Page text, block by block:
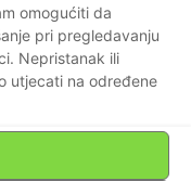
omogućiti da
pri pregledavanju
Nepristanak ili
utjecati na određene
među
previše liči
koje
i svakako ga